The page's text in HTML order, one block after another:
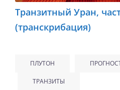
Транзитный Уран,
(транскрибация)
ПЛУТОН
ТРАНЗИТЫ